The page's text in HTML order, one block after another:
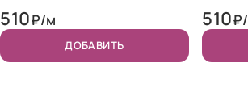
510₽/м
ДОБАВИТЬ
510